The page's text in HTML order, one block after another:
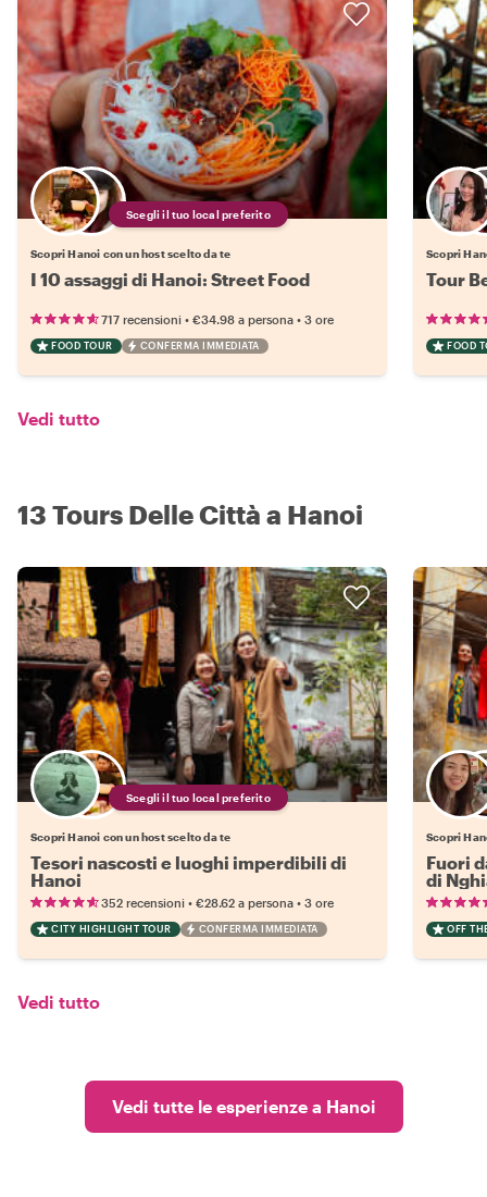
Scegli il tuo local preferito
Scopri Hanoi con un host scelto da te
I 10 assaggi di Hanoi: Street Food
717 recensioni • €34.98 a persona • 3 ore
FOOD TOUR CONFERMA IMMEDIATA
Scopri
Tour
FOOD
Vedi tutto
13 Tours Delle Città a Hanoi
Scegli il tuo local preferito
Scopri Hanoi con un host scelto da te
Tesori nascosti e luoghi imperdibili di
Hanoi
352 recensioni • €28.62 a persona • 3 ore
CITY HIGHLIGHT TOUR CONFERMA IMMEDIATA
Scopri
Fuori
di
OFF
Vedi tutto
Vedi tutte le esperienze a Hanoi